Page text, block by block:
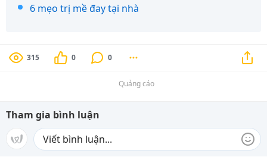
6 mẹo trị mề đay tại nhà
315 0 0
Quảng cáo
Tham gia bình luận